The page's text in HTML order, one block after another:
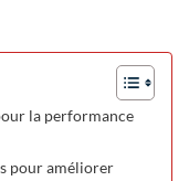
la performance
pour améliorer